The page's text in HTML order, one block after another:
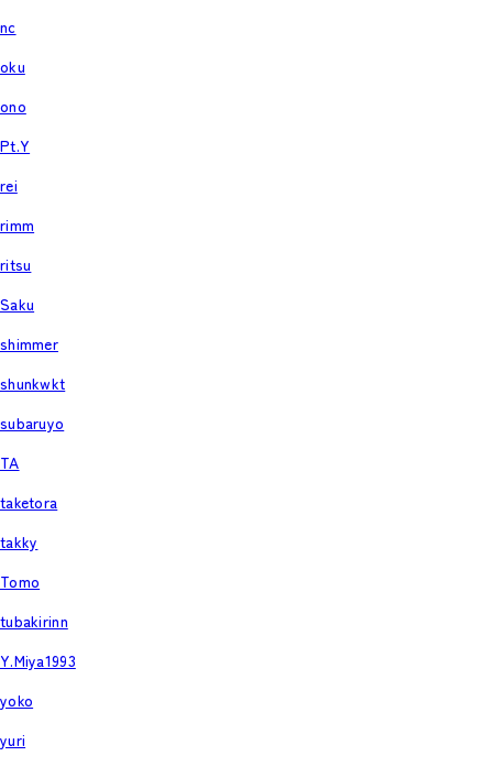
nc
oku
ono
Pt.Y
rei
rimm
ritsu
Saku
shimmer
shunkwkt
subaruyo
TA
taketora
takky
Tomo
tubakirinn
Y.Miya1993
yoko
yuri